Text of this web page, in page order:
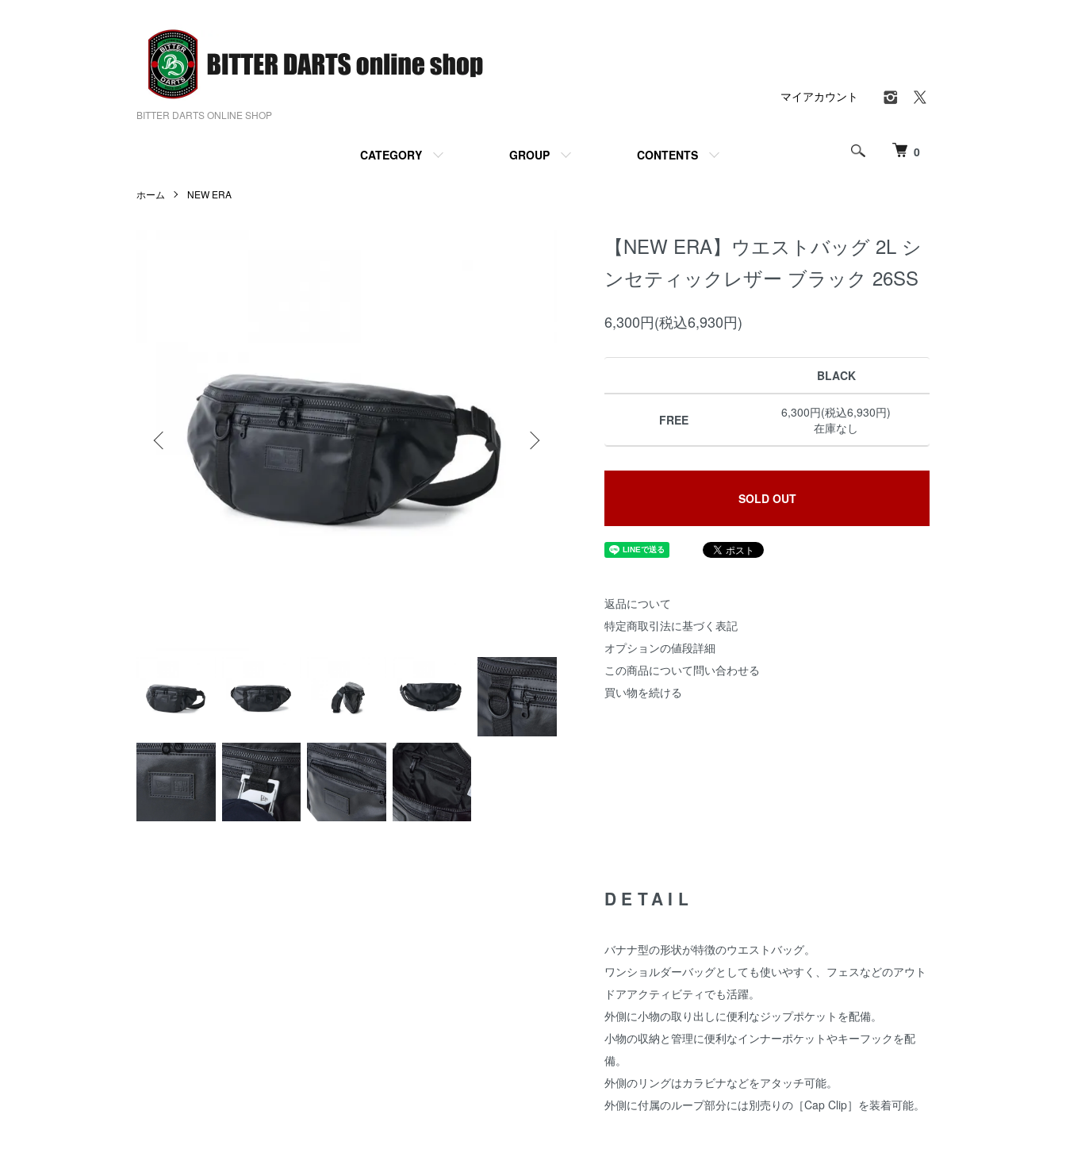
BITTER DARTS ONLINE SHOP
0
CATEGORY GROUP CONTENTS
マイアカウント
ホーム NEW ERA
【NEW ERA】ウエストバッグ 2L シ
ンセティックレザー ブラック 26SS
6,300円(税込6,930円)
BLACK
FREE
6,300円(税込6,930円)
在庫なし
SOLD OUT
返品について
特定商取引法に基づく表記
オプションの値段詳細
この商品について問い合わせる
買い物を続ける
DETAIL
バナナ型の形状が特徴のウエストバッグ。
ワンショルダーバッグとしても使いやすく、フェスなどのアウト
ドアアクティビティでも活躍。
外側に小物の取り出しに便利なジップポケットを配備。
小物の収納と管理に便利なインナーポケットやキーフックを配
備。
外側のリングはカラビナなどをアタッチ可能。
外側に付属のループ部分には別売りの［Cap Clip］を装着可能。